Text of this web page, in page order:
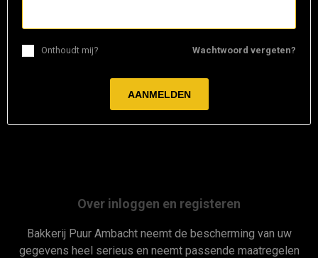
Wachtwoord vergeten?
Onthoudt mij?
Over inloggen en registeren
Bakkerij Puur Ambacht neemt de bescherming van uw
gegevens heel serieus en neemt passende maatregelen